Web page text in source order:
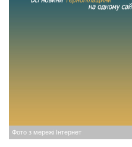
Фото з мережі Інтернет